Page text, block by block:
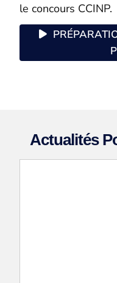
le concours CCINP.
Actualités